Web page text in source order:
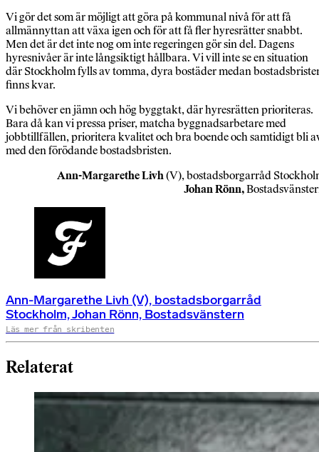
Vi gör det som är möjligt att göra på kommunal nivå för att få
allmännyttan att växa igen och för att få fler hyresrätter snabbt.
Men det är det inte nog om inte regeringen gör sin del. Dagens
hyresnivåer är inte långsiktigt hållbara. Vi vill inte se en situation
där Stockholm fylls av tomma, dyra bostäder medan
finns kvar.
Vi behöver en jämn och hög byggtakt, där hyresrätten prioriteras.
Bara då kan vi pressa priser, matcha byggnadsarbetare med
jobbtillfällen, prioritera kvalitet och bra boende och samtidigt bli
med den förödande bostadsbristen.
Ann-Margarethe Livh(V), bostadsborgarråd
Johan Rönn,
Ann-Margarethe Livh (V), bostadsborgarråd
Stockholm, Johan Rönn, Bostadsvänstern
Läs mer från skribenten
Relaterat